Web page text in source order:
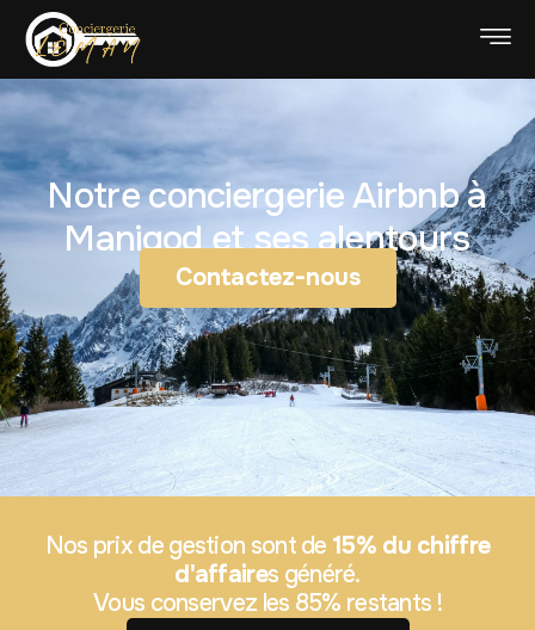
Notre conciergerie Airbnb à
Manigod et ses alentours
Contactez-nous
Nos prix de gestion sont de 15% du chiffre
d'affaires généré.
Vous conservez les 85% restants !